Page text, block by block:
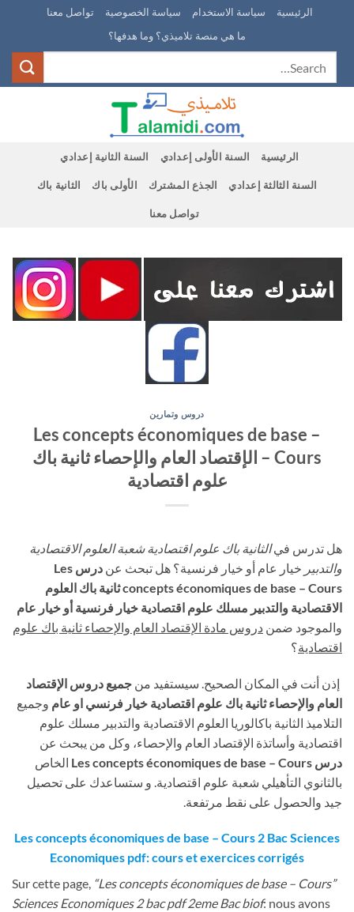
content
الرئيسية سياسة الاستخدام سياسة الخصوصية
تواصل معنا
ما هي منصة تلاميذي؟ وما هدفها؟
الرئيسية السنة الأولى إعدادي السنة الثانية إعدادي
السنة الثالثة إعدادي الجذع المشترك الأولى باك الثانية باك
تواصل معنا
دروس وتمارين
Les concepts économiques de base –
Cours – الإقتصاد العام والإحصاء ثانية باك
علوم اقتصادية
هل تدرس فيالثانية باك علوم اقتصادية شعبة العلوم الاقتصادية
والتدبير خيار عام أو خيار فرنسية؟ هل تبحث عن
درس Les
concepts économiques de base – Cours ثانية باك العلوم
الاقتصادية والتدبير مسلك علوم اقتصادية خيار فرنسية أو خيار عام
والموجود ضمن دروس مادة الإقتصاد العام والإحصاء ثانية باك علوم
اقتصادية؟
إذن أنت في المكان الصحيح. سيستفيد من جميع دروس الإقتصاد
العام والإحصاء ثانية باك علوم اقتصادية خيار فرنسي او عام وجميع
التلاميذ الثانية باكالوريا العلوم الاقتصادية والتدبير مسلك علوم
اقتصادية وأساتذة الإقتصاد العام والإحصاء، وكل من يبحث عن
درس Les concepts économiques de base – Cours
الخاص
بالثانوي التأهيلي شعبة علوم اقتصادية. و ستساعدك على تحصيل
جيد والحصول على نقط مرتفعة.
Les concepts économiques de base – Cours 2 Bac Sciences
Economiques pdf: cours et exercices corrigés
Sur cette page, “Les concepts économiques de base – Cours”
Sciences Economiques 2 bac pdf 2eme Bac biof: nous avons